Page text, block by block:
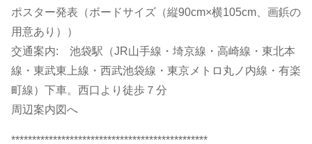
ポスター発表（ボードサイズ（縦90cm×横105cm、画鋲の
用意あり））
交通案内: 池袋駅（JR山手線・埼京線・高崎線・東北本
線・東武東上線・西武池袋線・東京メトロ丸ノ内線・有楽
町線）下車。西口より徒歩７分
周辺案内図へ
***********************************************